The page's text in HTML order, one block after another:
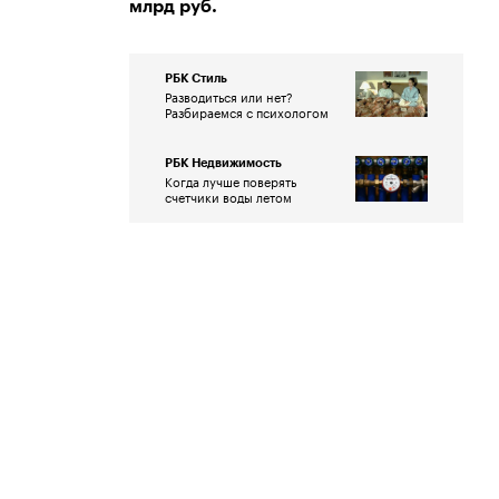
млрд руб.
РБК Стиль
Разводиться или нет?
Разбираемся с психологом
РБК Недвижимость
Когда лучше поверять
счетчики воды летом